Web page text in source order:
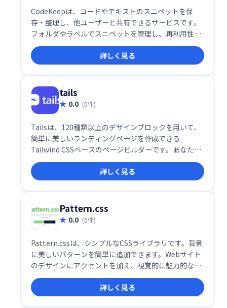
CodeKeepは、コードやテキストのスニペットを保
存・整理し、他ユーザーと共有できるサービスです。
フォルダやラベルでスニペットを管理し、再利用性を
高めます。コードのスクリーンショットを保存して
CodeKeepとリンクすることも可能です。効率的なコ
ード管理を実現します。
詳しく見る
tails
0.0 (0件)
Tailsは、120種類以上のデザインブロックを用いて、
簡単に美しいランディングページを作成できる
Tailwind CSSベースのページビルダーです。あなたの
次のプロジェクトに最適なウェブサイトを、直感的な
操作で素早く構築できます。素晴らしいアイデアを実
現するための究極のツールです。
詳しく見る
Pattern.css
0.0 (0件)
Pattern.cssは、シンプルなCSSライブラリです。背景
に美しいパターンを簡単に追加できます。Webサイト
のデザインにアクセントを加え、視覚的に魅力的な空
間を演出したい方におすすめです。軽量で使いやすい
ので、手軽に導入できます。
詳しく見る